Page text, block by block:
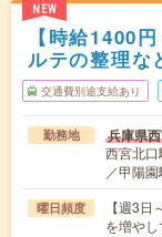
NEW
【時給1400
ルテの整理な
交通費別途支給あり
勤務地 兵庫県
西宮北
／甲陽
曜日頻度
【週3
を増や